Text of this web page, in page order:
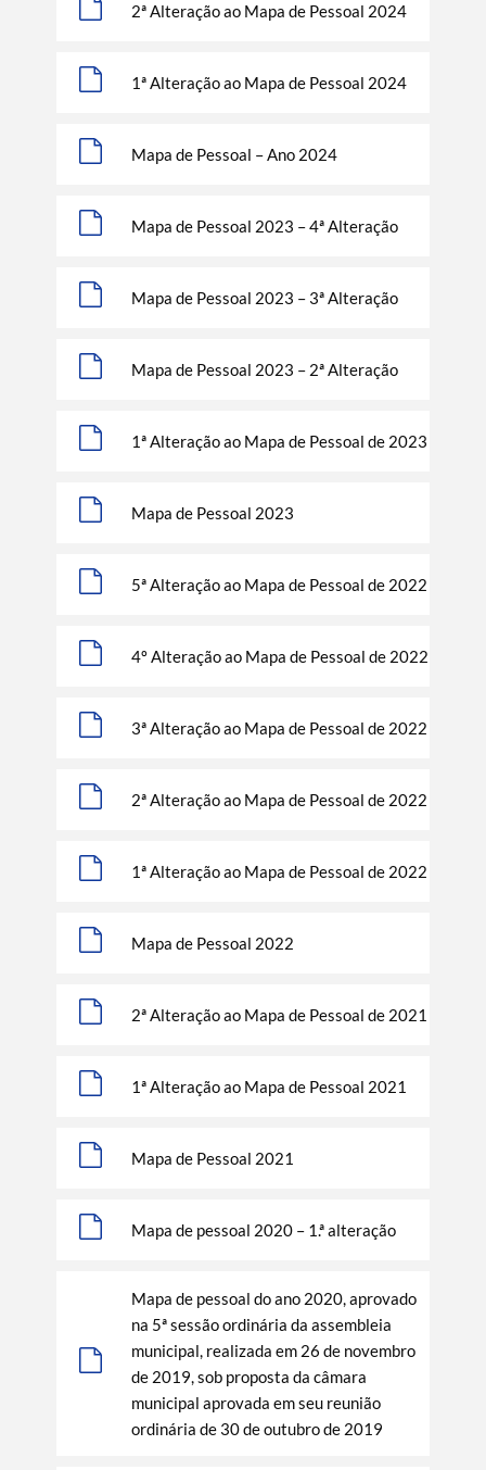
Termo de Pesquisa
Categorias gerais
Filtros
2ª Alteração ao Mapa de Pessoal 2024
1ª Alteração ao Mapa de Pessoal 2024
Mapa de Pessoal – Ano 2024
Mapa de Pessoal 2023 – 4ª Alteração
Mapa de Pessoal 2023 – 3ª Alteração
Mapa de Pessoal 2023 – 2ª Alteração
1ª Alteração ao Mapa de Pessoal de 2023
Mapa de Pessoal 2023
5ª Alteração ao Mapa de Pessoal de 2022
4º Alteração ao Mapa de Pessoal de 2022
3ª Alteração ao Mapa de Pessoal de 2022
2ª Alteração ao Mapa de Pessoal de 2022
1ª Alteração ao Mapa de Pessoal de 2022
Mapa de Pessoal 2022
2ª Alteração ao Mapa de Pessoal de 2021
1ª Alteração ao Mapa de Pessoal 2021
Mapa de Pessoal 2021
Mapa de pessoal 2020 – 1.ª alteração
Mapa de pessoal do ano 2020, aprovado
na 5ª sessão ordinária da assembleia
municipal, realizada em 26 de novembro
de 2019, sob proposta da câmara
municipal aprovada em seu reunião
ordinária de 30 de outubro de 2019